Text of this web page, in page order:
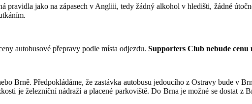
pravidla jako na zápasech v Angliii, tedy žádný alkohol v hledišti, žádné
autobusové přepravy podle místa odjezdu. Supporters Club nebude cenu
Brně. Předpokládáme, že zastávka autobusu jedoucího z Ostravy bude v
je železniční nádraží a placené parkoviště. Do Brna je možné se dostat z